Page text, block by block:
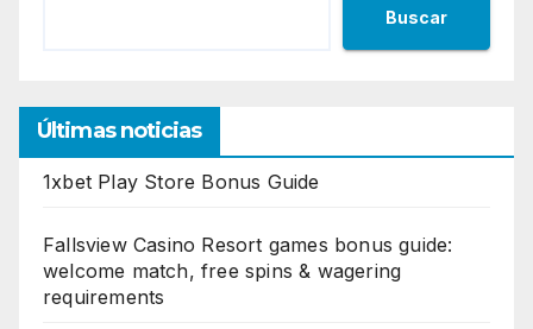
Buscar
Últimas noticias
1xbet Play Store Bonus Guide
Fallsview Casino Resort games bonus guide:
welcome match, free spins & wagering
requirements